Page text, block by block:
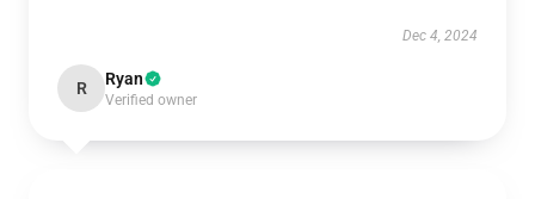
Dec 4, 2024
R Ryan
Verified owner